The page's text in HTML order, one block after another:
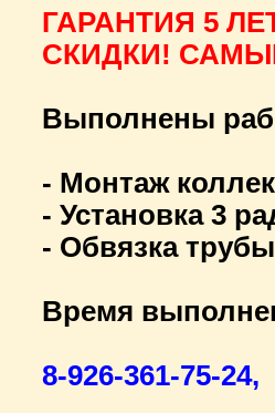
ГАРАНТИЯ 5
СКИДКИ!
Выполнены
- Монтаж
- Установка 3
- Обвязка трубы
Время
8-926-361-75-24,